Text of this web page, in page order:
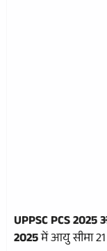
UPPSC PCS
2025में आयु सीमा 21